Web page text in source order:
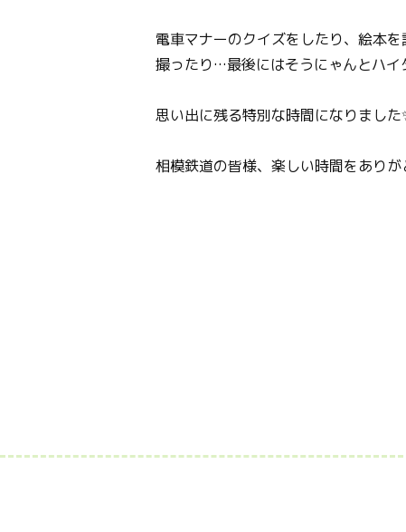
電車マナーのクイズをしたり、絵本
撮ったり…最後にはそうにゃんとハイ
思い出に残る特別な時間になりました
相模鉄道の皆様、楽しい時間をあり